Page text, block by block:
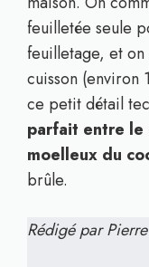
feuilletée seule
feuilletage, et
cuisson (environ
ce petit détail
parfait entre
moelleux du
brûle.
Rédigé par